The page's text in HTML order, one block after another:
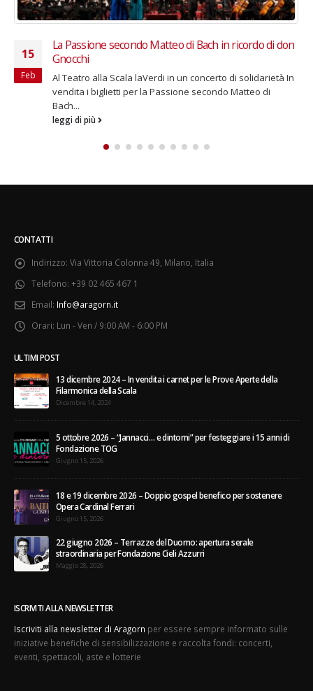
Edizione speciale del Corriere della Sera dedicata a
Fondazione Progetto Arca Onlus
Il primo giorno dell'anno è uno dei pochi tra i 365 in cui non
si trovano i quotidiani in edicola. Questo...
leggi di più
Filarmonica della Scala
Dicembre 14, 2024
Fondazione TOG
Giugno 15, 2026
Opera Cardinal Ferrari
Giugno 15, 2026
straordinaria per Fondazione Cieli Azzurri
Maggio 28, 2026
iniziative benefiche di sensibilizzazione e raccolta fondi: concerti,
eventi, spettacoli, aste e lotterie